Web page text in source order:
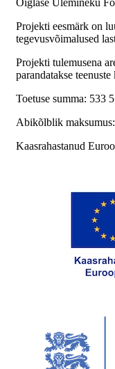
Õiglase Ülemineku
Projekti eesmärk on
tegevusvõimalused
Projekti tulemusena
parandatakse
Toetuse summa: 533
Abikõlblik
Kaasrahastanud